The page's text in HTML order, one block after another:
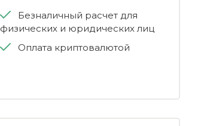
Безналичный расчет для
физических и юридических лиц
Оплата криптовалютой